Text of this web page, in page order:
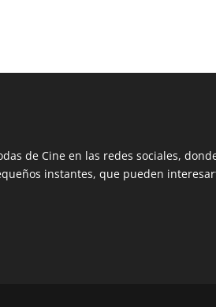
de Cine en las redes sociales,
instantes, que pueden